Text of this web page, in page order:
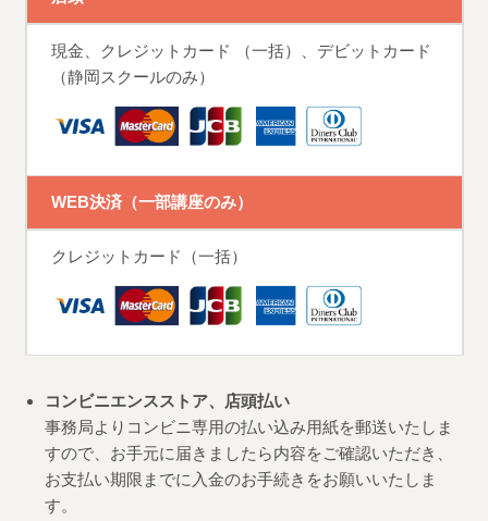
現金、クレジットカード （一括）、デビットカード
（静岡スクールのみ）
WEB決済（一部講座のみ）
クレジットカード（一括）
コンビニエンスストア、店頭払い
事務局よりコンビニ専用の払い込み用紙を郵送いたしま
すので、お手元に届きましたら内容をご確認いただき、
お支払い期限までに入金のお手続きをお願いいたしま
す。